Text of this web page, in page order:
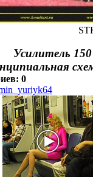
Усилитель
0